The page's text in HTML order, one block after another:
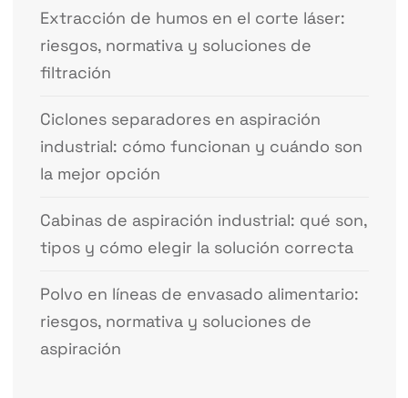
Extracción de humos en el corte láser:
riesgos, normativa y soluciones de
filtración
Ciclones separadores en aspiración
industrial: cómo funcionan y cuándo son
la mejor opción
Cabinas de aspiración industrial: qué son,
tipos y cómo elegir la solución correcta
Polvo en líneas de envasado alimentario:
riesgos, normativa y soluciones de
aspiración